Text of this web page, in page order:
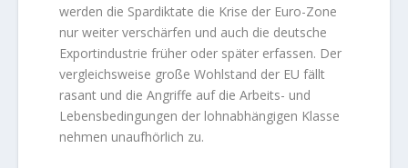
werden die Spardiktate die Krise der Euro-Zone
nur weiter verschärfen und auch die deutsche
Exportindustrie früher oder später erfassen. Der
vergleichsweise große Wohlstand der EU fällt
rasant und die Angriffe auf die Arbeits- und
Lebensbedingungen der lohnabhängigen Klasse
nehmen unaufhörlich zu.